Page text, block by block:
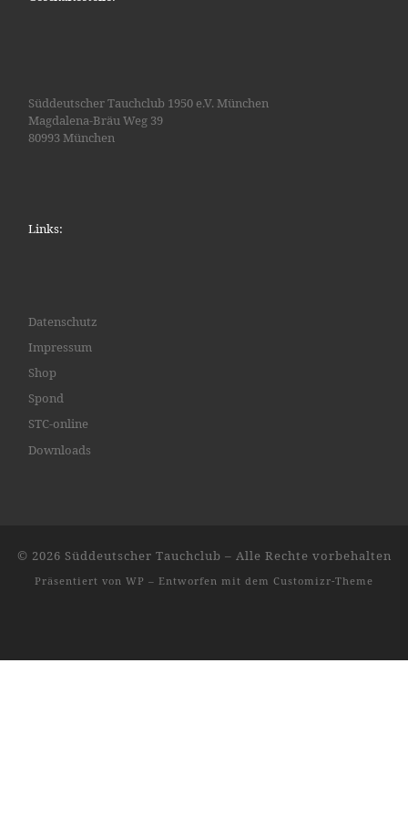
Süddeutscher Tauchclub 1950 e.V. München
Magdalena-Bräu Weg 39
80993 München
Links:
Datenschutz
Impressum
Shop
Spond
STC-online
Downloads
© 2026 Süddeutscher Tauchclub – Alle Rechte vorbehalten
Präsentiert von WP – Entworfen mit dem Customizr-Theme